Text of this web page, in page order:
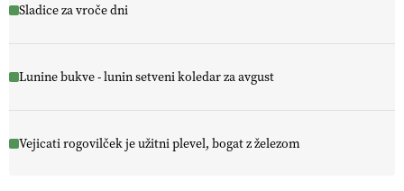
Sladice za vroče dni
Lunine bukve - lunin setveni koledar za avgust
Vejicati rogovilček je užitni plevel, bogat z železom